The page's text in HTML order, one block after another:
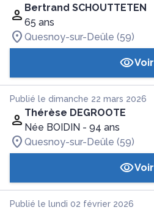
Bertrand SCHOUTTETEN
65 ans
Quesnoy-sur-Deûle (59)
Voir
Publié le dimanche 22 mars 2026
Thérèse DEGROOTE
Née BOIDIN - 94 ans
Quesnoy-sur-Deûle (59)
Voir
Publié le lundi 02 février 2026